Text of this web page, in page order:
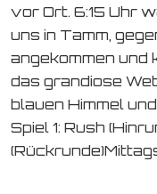
vor Ort. 6:15 Uhr
uns in Tamm,
angekommen und
das grandiose
blauen Himmel
Spiel 1: Rush